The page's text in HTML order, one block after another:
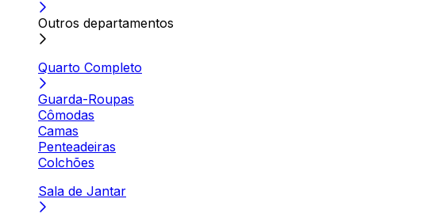
Outros departamentos
Quarto Completo
Guarda-Roupas
Cômodas
Camas
Penteadeiras
Colchões
Sala de Jantar